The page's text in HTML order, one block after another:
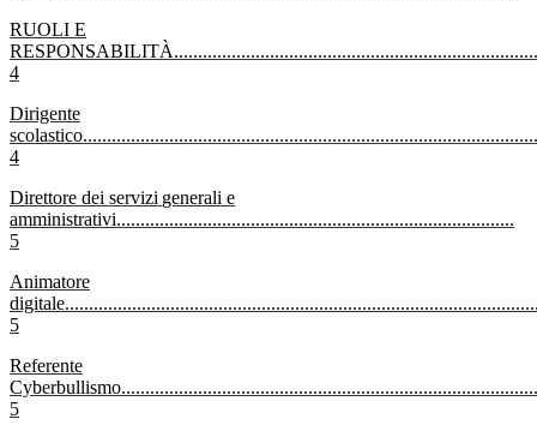
RUOLI E
RESPONSABILITÀ
4
Dirigente
scolastico
4
Direttore dei servizi generali e
amministrativi...................................................................................
5
Animatore
digitale
5
Referente
Cyberbullismo
5